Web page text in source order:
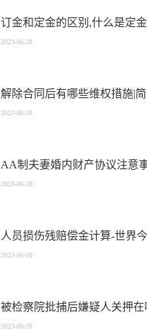
订金和定金的区别,什么是定
2023-06-28
解除合同后有哪些维权措施|
2023-06-28
AA制夫妻婚内财产协议注意
2023-06-28
人员损伤残赔偿金计算-世界
2023-06-28
被检察院批捕后嫌疑人关押在
2023-06-28